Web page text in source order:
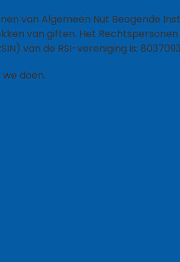
van Algemeen Nut Beogende
van giften. Het Rechtspersonen
van de RSI-vereniging is:
we doen.